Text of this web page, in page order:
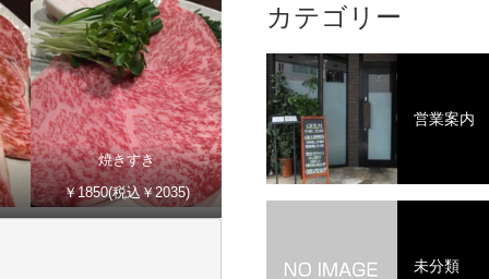
焼きすき
￥1850(税込￥2035)
カテゴリー
営業案内
未分類